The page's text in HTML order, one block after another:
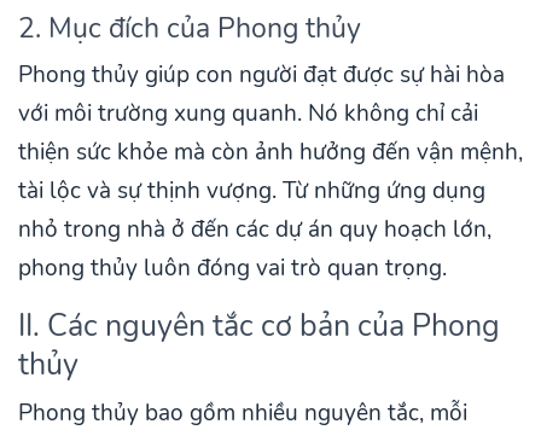
2. Mục đích của Phong thủy
Phong thủy giúp con người đạt được sự hài hòa
với môi trường xung quanh. Nó không chỉ cải
thiện sức khỏe mà còn ảnh hưởng đến vận mệnh,
tài lộc và sự thịnh vượng. Từ những ứng dụng
nhỏ trong nhà ở đến các dự án quy hoạch lớn,
phong thủy luôn đóng vai trò quan trọng.
II. Các nguyên tắc cơ bản của Phong
thủy
Phong thủy bao gồm nhiều nguyên tắc, mỗi